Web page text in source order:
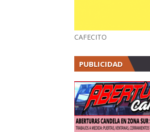
CAFECITO
PUBLICIDAD